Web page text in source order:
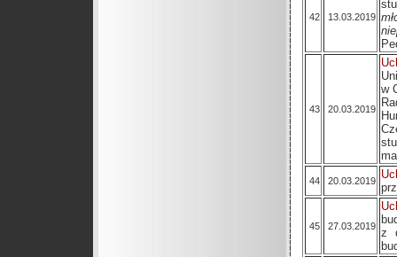
42 13.03.2019
43 20.03.2019
w
44 20.03.2019
45 27.03.2019 z